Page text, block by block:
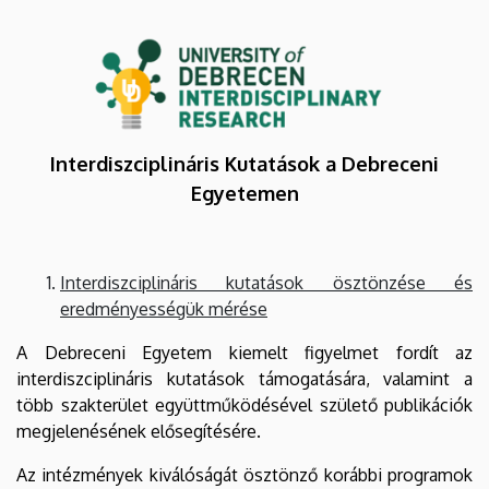
Interdiszciplináris Kutatások a Debreceni
Egyetemen
Interdiszciplináris kutatások ösztönzése és
eredményességük mérése
A Debreceni Egyetem kiemelt figyelmet fordít az
interdiszciplináris kutatások támogatására, valamint a
több szakterület együttműködésével születő publikációk
megjelenésének elősegítésére.
Az intézmények kiválóságát ösztönző korábbi programok